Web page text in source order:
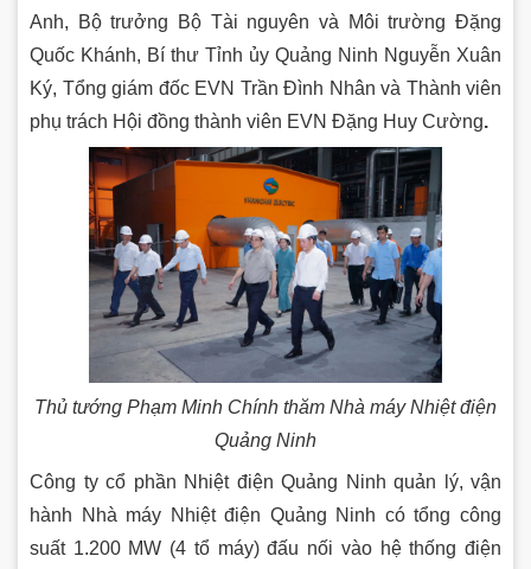
Anh, Bộ trưởng Bộ Tài nguyên và Môi trường Đặng
Quốc Khánh, Bí thư Tỉnh ủy Quảng Ninh Nguyễn Xuân
Ký, Tổng giám đốc EVN Trần Đình Nhân và Thành viên
phụ trách Hội đồng thành viên EVN Đặng Huy Cường.
Thủ tướng Phạm Minh Chính thăm Nhà máy Nhiệt điện
Quảng Ninh
Công ty cổ phần Nhiệt điện Quảng Ninh quản lý, vận
hành Nhà máy Nhiệt điện Quảng Ninh có tổng công
suất 1.200 MW (4 tổ máy) đấu nối vào hệ thống điện